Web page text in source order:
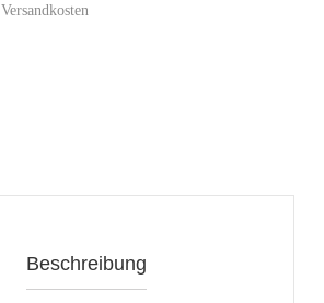
Versandkosten
Beschreibung